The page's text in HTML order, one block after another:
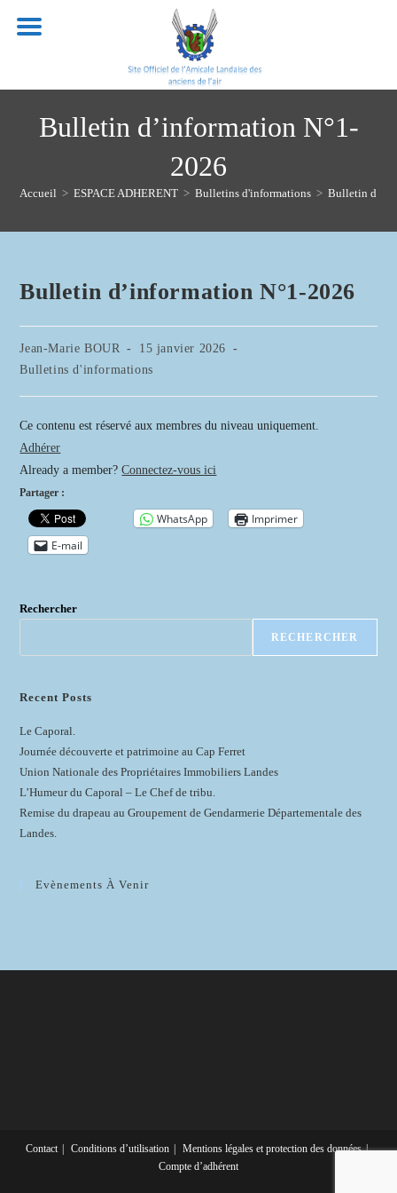
Bulletin d’information N°1-
2026
Accueil > ESPACE ADHERENT > Bulletins d'informations > Bulletin
Bulletin d’information N°1-2026
Auteur/autrice
de
publication :
Jean-Marie BOUR
Publication
publiée :
15 janvier 2026
Post
Bulletins d'informations
Ce contenu est réservé aux membres du niveau uniquement.
Adhérer
Already a member?Connectez-vous ici
Partager :
WhatsApp
Imprimer
E-mail
Rechercher
RECHERCHER
Recent Posts
Le Caporal.
Journée découverte et patrimoine au Cap Ferret
Union Nationale des Propriétaires Immobiliers Landes
L’Humeur du Caporal – Le Chef de tribu.
Remise du drapeau au Groupement de Gendarmerie Départementale des
Landes.
Evènements À Venir
Contact Conditions d’utilisation
Mentions légales et protection des données
Compte d’adhérent